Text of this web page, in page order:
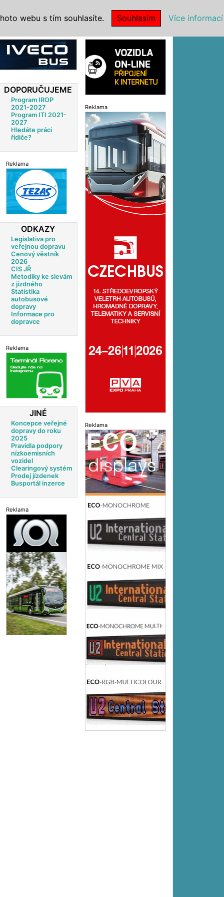
DOPORUČUJEME
Program IROP
2021-2027
Program ITI 2021-
2027
Hledáte práci
řidiče?
Reklama
ODKAZY
Legislativa pro
veřejnou dopravu
Cenový věstník
2026
CIS JŘ
Metodiky ke slevám
z jízdného
Statistika
autobusové
dopravy
Informace pro
dopravce
Reklama
JINÉ
Koncepce veřejné
dopravy do roku
2025
Pravidla podpory
nízkoemisních
vozidel
Clearingový systém
Prodej jízdenek
Busportál inzerce
Reklama
Reklama
Reklama
webu s tím souhlasíte. Souhlasím Více informací